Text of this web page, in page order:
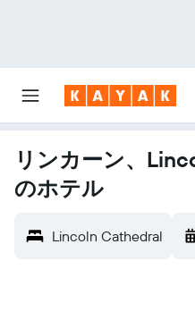
リンカーン、
のホテル
Lincoln Cathedral